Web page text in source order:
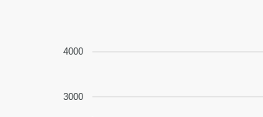
4000
3000